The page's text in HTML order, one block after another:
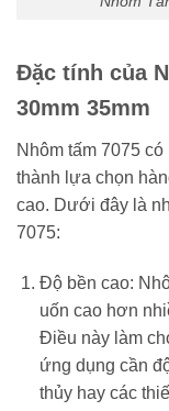
Đặc tính của
30mm 35mm
Nhôm tấm 7075
thành lựa chọn
cao. Dưới đây là
7075:
Độ bền cao:
uốn cao hơn
Điều này làm
ứng dụng cần
thủy hay các